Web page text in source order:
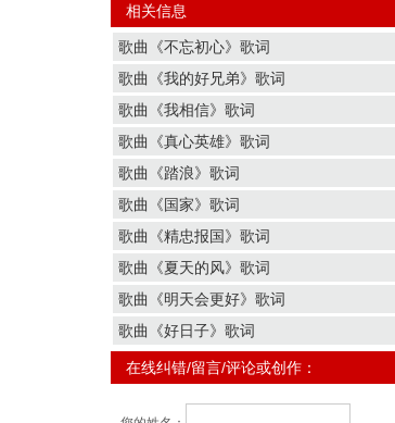
相关信息
歌曲《不忘初心》歌词
歌曲《我的好兄弟》歌词
歌曲《我相信》歌词
歌曲《真心英雄》歌词
歌曲《踏浪》歌词
歌曲《国家》歌词
歌曲《精忠报国》歌词
歌曲《夏天的风》歌词
歌曲《明天会更好》歌词
歌曲《好日子》歌词
在线纠错/留言/评论或创作：